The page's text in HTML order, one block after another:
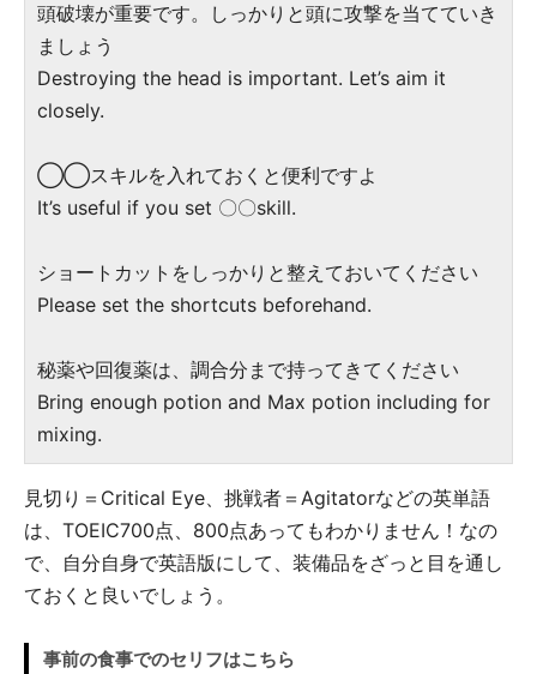
頭破壊が重要です。しっかりと頭に攻撃を当てていき
ましょう
Destroying the head is important. Let’s aim it
closely.
◯◯スキルを入れておくと便利ですよ
It’s useful if you set 〇〇skill.
ショートカットをしっかりと整えておいてください
Please set the shortcuts beforehand.
秘薬や回復薬は、調合分まで持ってきてください
Bring enough potion and Max potion including for
mixing.
見切り＝Critical Eye、挑戦者＝Agitatorなどの英単語
は、TOEIC700点、800点あってもわかりません！なの
で、自分自身で英語版にして、装備品をざっと目を通し
ておくと良いでしょう。
事前の食事でのセリフはこちら